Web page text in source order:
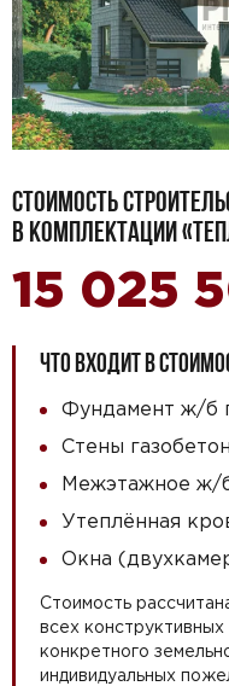
СТОИМОСТЬ
В КОМПЛЕКТАЦИИ
15 025
ЧТО ВХОДИТ В
Фундамент ж/б
Стены
Межэтажное ж/
Утеплённая
Окна
Стоимость
всех
конкретного
индивидуальных